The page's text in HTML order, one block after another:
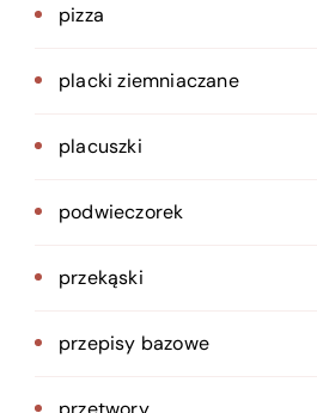
pizza
placki ziemniaczane
placuszki
podwieczorek
przekąski
przepisy bazowe